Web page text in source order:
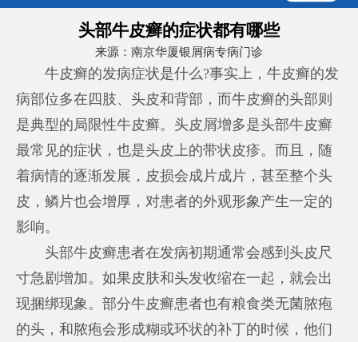
头部牛皮癣的症状都有哪些
来源： 南京华厦银屑病专病门诊
牛皮癣的发病症状是什么?事实上，牛皮癣的发
病部位多在四肢、头皮和背部，而牛皮癣的头部则
是典型的局限性牛皮癣。头皮屑增多是头部牛皮癣
最常见的症状，也是头皮上的带状皮疹。而且，随
着病情的逐渐发展，皮损会成片成片，甚至整个头
皮，鳞片也会增厚，对患者的外观形象产生一定的
影响。
头部牛皮癣患者在发病初期通常会感到头皮尺
寸急剧增加。如果皮肤和头发收缩在一起，就会出
现捆绑现象。部分牛皮癣患者也有粮食类无菌脓疱
的头，和脓疱会形成糊或环状的补丁的时候，他们